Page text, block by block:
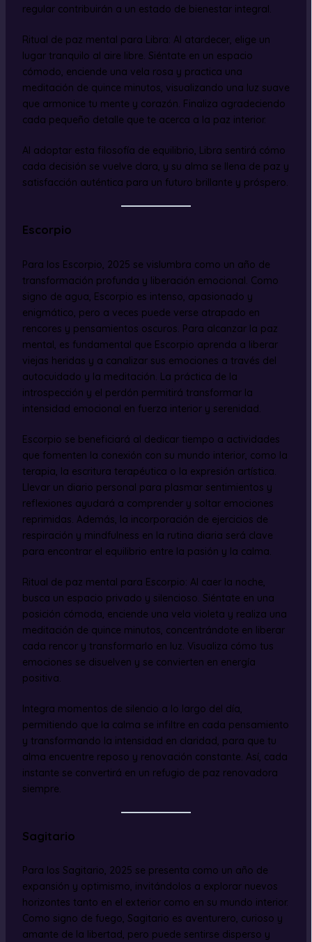
regular contribuirán a un estado de bienestar integral.
Ritual de paz mental para Libra: Al atardecer, elige un
lugar tranquilo al aire libre. Siéntate en un espacio
cómodo, enciende una vela rosa y practica una
meditación de quince minutos, visualizando una luz suave
que armonice tu mente y corazón. Finaliza agradeciendo
cada pequeño detalle que te acerca a la paz interior.
Al adoptar esta filosofía de equilibrio, Libra sentirá cómo
cada decisión se vuelve clara, y su alma se llena de paz y
satisfacción auténtica para un futuro brillante y próspero.
Escorpio
Para los Escorpio, 2025 se vislumbra como un año de
transformación profunda y liberación emocional. Como
signo de agua, Escorpio es intenso, apasionado y
enigmático, pero a veces puede verse atrapado en
rencores y pensamientos oscuros. Para alcanzar la paz
mental, es fundamental que Escorpio aprenda a liberar
viejas heridas y a canalizar sus emociones a través del
autocuidado y la meditación. La práctica de la
introspección y el perdón permitirá transformar la
intensidad emocional en fuerza interior y serenidad.
Escorpio se beneficiará al dedicar tiempo a actividades
que fomenten la conexión con su mundo interior, como la
terapia, la escritura terapéutica o la expresión artística.
Llevar un diario personal para plasmar sentimientos y
reflexiones ayudará a comprender y soltar emociones
reprimidas. Además, la incorporación de ejercicios de
respiración y mindfulness en la rutina diaria será clave
para encontrar el equilibrio entre la pasión y la calma.
Ritual de paz mental para Escorpio: Al caer la noche,
busca un espacio privado y silencioso. Siéntate en una
posición cómoda, enciende una vela violeta y realiza una
meditación de quince minutos, concentrándote en liberar
cada rencor y transformarlo en luz. Visualiza cómo tus
emociones se disuelven y se convierten en energía
positiva.
Integra momentos de silencio a lo largo del día,
permitiendo que la calma se infiltre en cada pensamiento
y transformando la intensidad en claridad, para que tu
alma encuentre reposo y renovación constante. Así, cada
instante se convertirá en un refugio de paz renovadora
siempre.
Sagitario
Para los Sagitario, 2025 se presenta como un año de
expansión y optimismo, invitándolos a explorar nuevos
horizontes tanto en el exterior como en su mundo interior.
Como signo de fuego, Sagitario es aventurero, curioso y
amante de la libertad, pero puede sentirse disperso y